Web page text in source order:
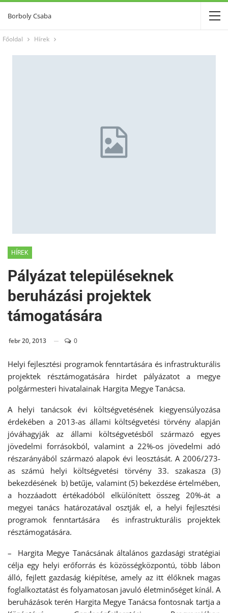
Borboly Csaba
Főoldal Hírek
HÍREK
Pályázat településeknek
beruházási projektek
támogatására
febr 20, 2013 0
Helyi fejlesztési programok fenntartására és infrastrukturális
projektek résztámogatására hirdet pályázatot a megye
polgármesteri hivatalainak Hargita Megye Tanácsa.
A helyi tanácsok évi költségvetésének kiegyensúlyozása
érdekében a 2013-as állami költségvetési törvény alapján
jóváhagyják az állami költségvetésből származó egyes
jövedelmi forrásokból, valamint a 22%-os jövedelmi adó
részarányából származó alapok évi leosztását. A 2006/273-
as számú helyi költségvetési törvény 33. szakasza (3)
bekezdésének b) betűje, valamint (5) bekezdése értelmében,
a hozzáadott értékadóból elkülönített összeg 20%-át a
megyei tanács határozatával osztják el, a helyi fejlesztési
programok fenntartására és infrastrukturális projektek
résztámogatására.
– Hargita Megye Tanácsának általános gazdasági stratégiai
célja egy helyi erőforrás és közösségközpontú, több lábon
álló, fejlett gazdaság kiépítése, amely az itt élőknek magas
foglalkoztatást és folyamatosan javuló életminőséget kínál. A
beruházások terén Hargita Megye Tanácsa fontosnak tartja a